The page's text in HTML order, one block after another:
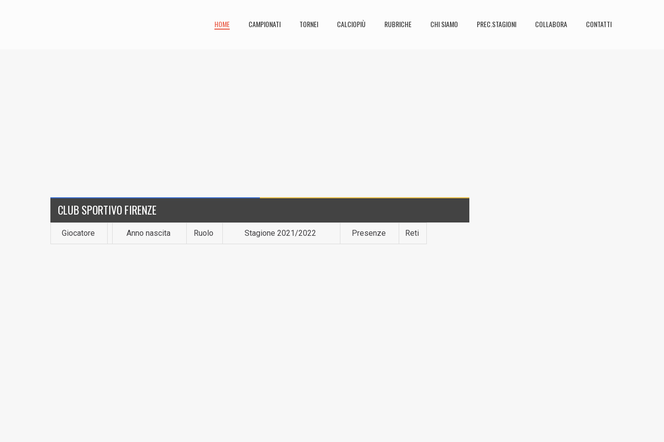
HOME CAMPIONATI TORNEI CALCIOPIÙ RUBRICHE CHI SIAMO PREC.STAGIONI COLLABORA CONTATTI
CLUB SPORTIVO FIRENZE
Giocatore Anno nascita Ruolo Stagione 2021/2022 Presenze Reti